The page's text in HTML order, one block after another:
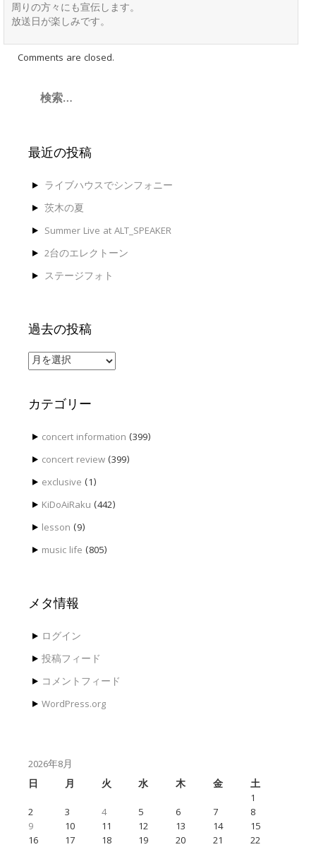
周りの方々にも宣伝します。
放送日が楽しみです。
Comments are closed.
最近の投稿
ライブハウスでシンフォニー
茨木の夏
Summer Live at ALT_SPEAKER
2台のエレクトーン
ステージフォト
過去の投稿
過
去
投
稿
カテゴリー
concert information (399)
concert review(399)
exclusive (1)
KiDoAiRaku (442)
lesson (9)
music life (805)
メタ情報
ログイン
投稿フィード
コメントフィード
WordPress.org
2026年8月
日
月 火 水 木 金
土
1
2
3 4 5 6 7
8
9
10 11 12 13 14
15
16
17 18 19 20 21 22